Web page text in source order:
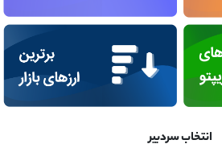
انتخاب سردبیر